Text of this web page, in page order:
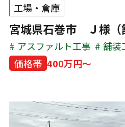
工場・倉庫
宮城県石巻市 Ｊ様（
アスファルト工事
舗装
価格帯 400万円～